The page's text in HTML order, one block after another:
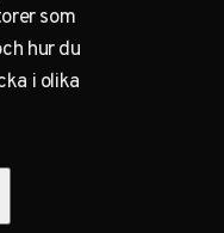
som
hur du
i olika